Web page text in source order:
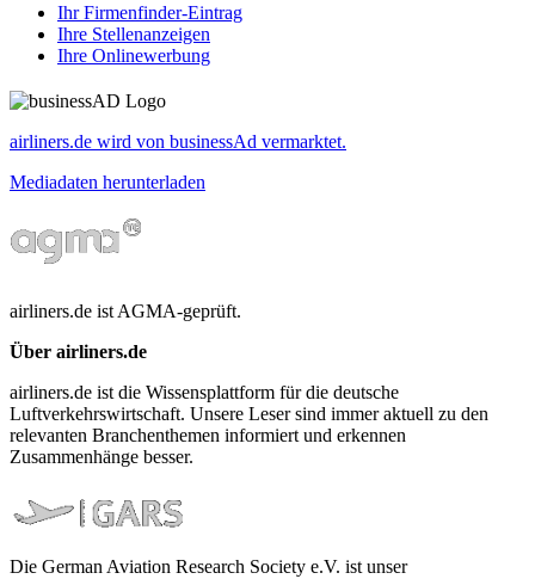
Ihr Firmenfinder-Eintrag
Ihre Stellenanzeigen
Ihre Onlinewerbung
airliners.de wird von businessAd vermarktet.
Mediadaten herunterladen
airliners.de ist AGMA-geprüft.
Über airliners.de
airliners.de ist die Wissensplattform für die deutsche
Luftverkehrswirtschaft. Unsere Leser sind immer aktuell zu den
relevanten Branchenthemen informiert und erkennen
Zusammenhänge besser.
Die German Aviation Research Society e.V. ist unser